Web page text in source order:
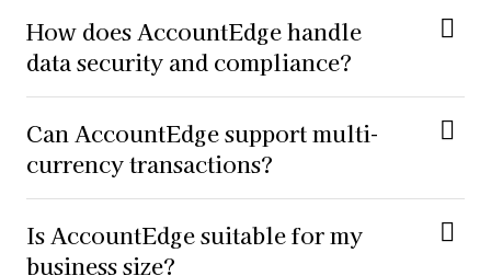
How does AccountEdge handle
data security and compliance?
Can AccountEdge support multi-
currency transactions?
Is AccountEdge suitable for my
business size?